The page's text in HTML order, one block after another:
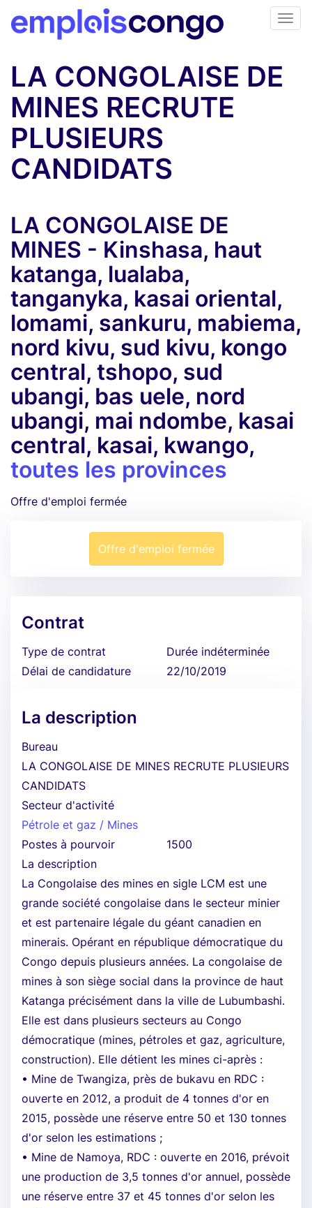
LA CONGOLAISE DE
MINES RECRUTE
PLUSIEURS
CANDIDATS
LA CONGOLAISE DE
MINES - Kinshasa, haut
katanga, lualaba,
tanganyka, kasai oriental,
lomami, sankuru, mabiema,
nord kivu, sud kivu, kongo
central, tshopo, sud
ubangi, bas uele, nord
ubangi, mai ndombe, kasai
central, kasai, kwango,
toutes les provinces
Offre d'emploi fermée
Offre d'emploi fermée
Contrat
Type de contrat
Durée indéterminée
Délai de candidature
22/10/2019
La description
Bureau
LA CONGOLAISE DE MINES RECRUTE PLUSIEURS
CANDIDATS
Secteur d'activité
Pétrole et gaz / Mines
Postes à pourvoir
1500
La description
La Congolaise des mines en sigle LCM est une
grande société congolaise dans le secteur minier
et est partenaire légale du géant canadien en
minerais. Opérant en république démocratique du
Congo depuis plusieurs années. La congolaise de
mines à son siège social dans la province de haut
Katanga précisément dans la ville de Lubumbashi.
Elle est dans plusieurs secteurs au Congo
démocratique (mines, pétroles et gaz, agriculture,
construction). Elle détient les mines ci-après :
• Mine de Twangiza, près de bukavu en RDC :
ouverte en 2012, a produit de 4 tonnes d'or en
2015, possède une réserve entre 50 et 130 tonnes
d'or selon les estimations ;
• Mine de Namoya, RDC : ouverte en 2016, prévoit
une production de 3,5 tonnes d'or annuel, possède
une réserve entre 37 et 45 tonnes d'or selon les